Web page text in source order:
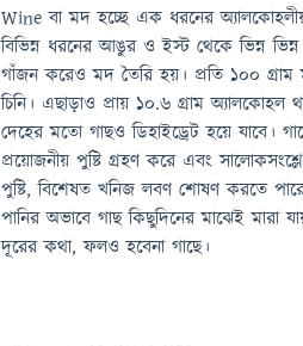
Wine বা মদ হচ্ছে এক ধরনের
বিভিন্ন ধরনের আঙুর ও ইস্ট থেকে ভিন্ন
গাঁজন করেও মদ তৈরি হয়। প্রতি ১০০ গ্রাম
চিনি। এছাড়াও প্রায় ১০.৬ গ্রাম
দেহের মতো গাছও ডিহাইড্রেট হয়ে যাবে।
প্রয়োজনীয় পুষ্টি গ্রহণ করে এবং
পুষ্টি, বিশেষত খনিজ লবণ শোষণ করতে
পানির অভাবে গাছ কিছুদিনের মাঝেই
দূরের কথা, ফলও হবেনা গাছে।